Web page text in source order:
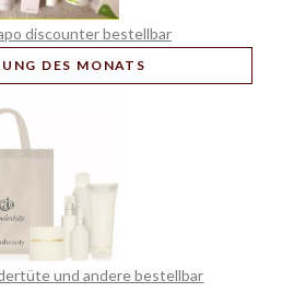
discounter bestellbar
DES MONATS
und andere bestellbar